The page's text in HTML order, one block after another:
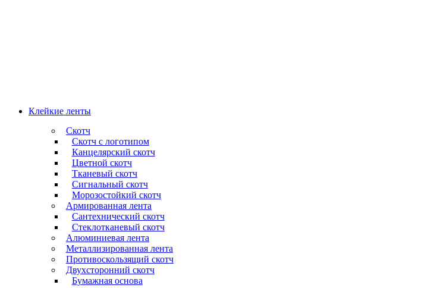
Клейкие ленты
Скотч
Скотч с логотипом
Канцелярский скотч
Цветной скотч
Тканевый скотч
Сигнальный скотч
Морозостойкий скотч
Армированная лента
Сантехнический скотч
Стеклотканевый скотч
Алюминиевая лента
Металлизированная лента
Противоскользящий скотч
Двухсторонний скотч
Бумажная основа